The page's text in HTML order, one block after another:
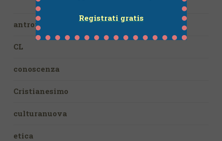
antropologia
CL
conoscenza
Cristianesimo
culturanuova
etica
Registrati gratis